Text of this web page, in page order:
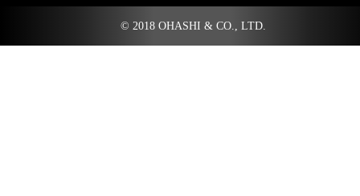
© 2018 OHASHI & CO., LTD.